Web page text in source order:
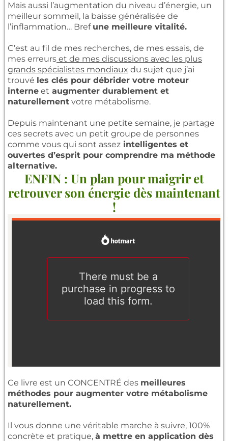
Mais aussi l’augmentation du niveau d’énergie, un
meilleur sommeil, la baisse généralisée de
l’inflammation… Bref une meilleure vitalité.
C’est au fil de mes recherches, de mes essais, de
mes erreurs et de mes discussions avec les plus
grands spécialistes mondiaux du sujet que j’ai
trouvé les clés pour débrider votre moteur
interne et augmenter durablement et
naturellement votre métabolisme.
Depuis maintenant une petite semaine, je partage
ces secrets avec un petit groupe de personnes
comme vous qui sont assez intelligentes et
ouvertes d’esprit pour comprendre ma méthode
alternative.
ENFIN : Un plan pour maigrir et
retrouver son énergie dès maintenant
!
Ce livre est un CONCENTRÉ des meilleures
méthodes pour augmenter votre métabolisme
naturellement.
Il vous donne une véritable marche à suivre, 100%
concrète et pratique, à mettre en application dès